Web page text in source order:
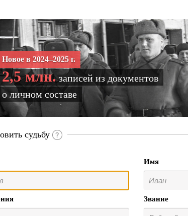
Новое в 2024–2025 г.
2,5 млн.записей из документов
о личном составе
судьбу
Имя
Звание